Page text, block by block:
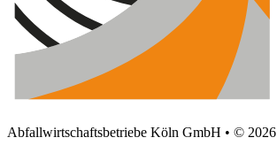
Abfallwirtschaftsbetriebe Köln GmbH • © 2026